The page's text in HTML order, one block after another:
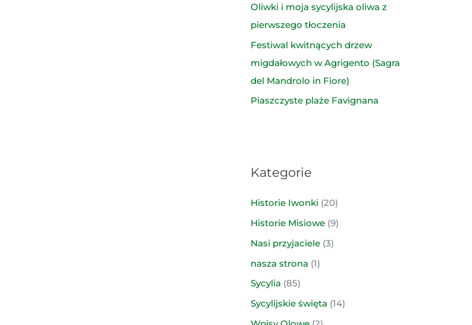
Oliwki i moja sycylijska oliwa z
pierwszego tłoczenia
Festiwal kwitnących drzew
migdałowych w Agrigento (Sagra
del Mandrolo in Fiore)
Piaszczyste plaże Favignana
Kategorie
Historie Iwonki (20)
Historie Misiowe (9)
Nasi przyjaciele (3)
nasza strona (1)
Sycylia (85)
Sycylijskie święta (14)